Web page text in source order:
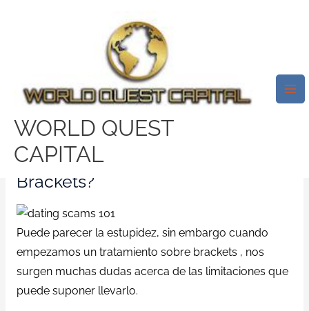
WORLD QUEST
CAPITAL
La De Las Dudas Que Surgen
Es, Si Podriamos Besar Con
Normalidad O Nunca
?Puedo Besar Si Aprovechamiento
Brackets?
Puede parecer la estupidez, sin embargo cuando
empezamos un tratamiento sobre brackets , nos
surgen muchas dudas acerca de las limitaciones que
puede suponer llevarlo.